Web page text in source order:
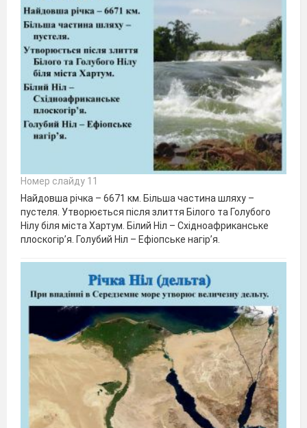
Номер слайду 11
Найдовша річка – 6671 км. Більша частина шляху –
пустеля. Утворюється після злиття Білого та Голубого
Нілу біля міста Хартум. Білий Ніл – Східноафриканське
плоскогір’я. Голубий Ніл – Ефіопське нагір’я.